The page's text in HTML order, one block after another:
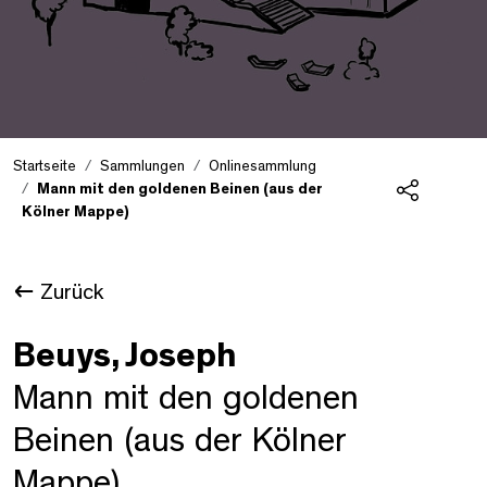
Startseite Sammlungen
Onlinesammlung
Mann mit den goldenen Beinen (aus der
Kölner Mappe)
Zurück
Beuys, Joseph
Mann mit den goldenen
Beinen (aus der Kölner